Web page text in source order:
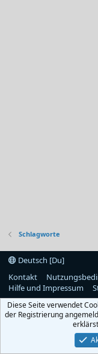
Schlagworte
Deutsch [Du]
Kontakt
Hilfe und Impressum
Diese Seite verwendet
der Registrierung